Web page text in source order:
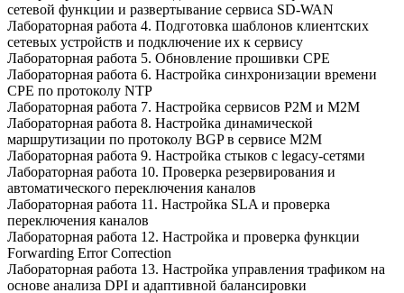
сетевой функции и развертывание сервиса SD-WAN
Лабораторная работа 4. Подготовка шаблонов клиентских
сетевых устройств и подключение их к сервису
Лабораторная работа 5. Обновление прошивки CPE
Лабораторная работа 6. Настройка синхронизации времени
CPE по протоколу NTP
Лабораторная работа 7. Настройка сервисов P2M и M2M
Лабораторная работа 8. Настройка динамической
маршрутизации по протоколу BGP в сервисе M2M
Лабораторная работа 9. Настройка стыков с legacy-сетями
Лабораторная работа 10. Проверка резервирования и
автоматического переключения каналов
Лабораторная работа 11. Настройка SLA и проверка
переключения каналов
Лабораторная работа 12. Настройка и проверка функции
Forwarding Error Correction
Лабораторная работа 13. Настройка управления трафиком на
основе анализа DPI и адаптивной балансировки